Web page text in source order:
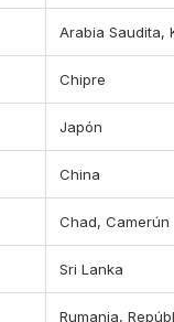
Arabia Saudita,
Chipre
Japón
China
Chad, Camerún
Sri Lanka
Rumania,